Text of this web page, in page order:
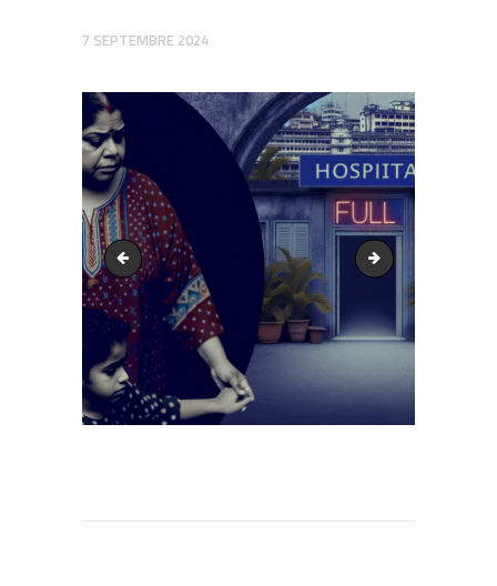
7 SEPTEMBRE 2024
output1.png output1.png